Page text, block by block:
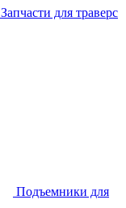
Запчасти для траверс
Подъемники для